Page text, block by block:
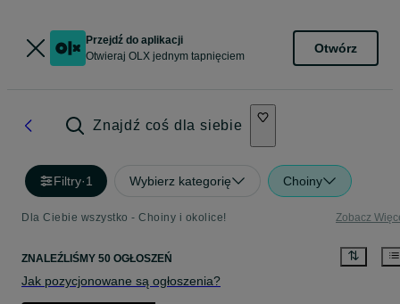
Przejdź do aplikacji
Otwieraj OLX jednym tapnięciem
Otwórz
Znajdź coś dla siebie
Filtry·1 Wybierz kategorię Choiny
Dla Ciebie wszystko - Choiny i okolice! Zobacz
ZNALEŹLIŚMY 50 OGŁOSZEŃ
Jak pozycjonowane są ogłoszenia?